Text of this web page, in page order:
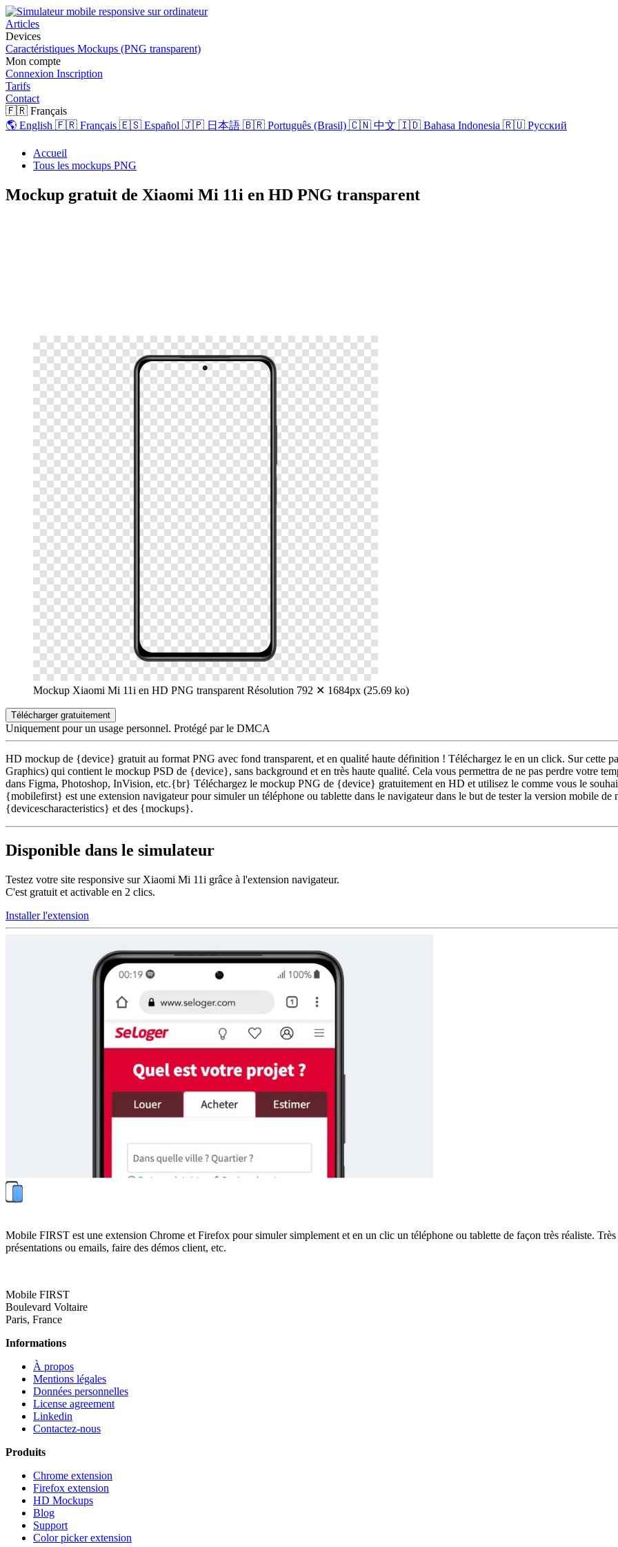
Articles
Devices
Caractéristiques Mockups (PNG transparent)
Mon compte
Connexion Inscription
Tarifs
Contact
🇫🇷 Français
🌎 English 🇫🇷 Français 🇪🇸 Español 🇯🇵 日本語 🇧🇷 Português (Brasil) 🇨🇳 中文 🇮🇩 Bahasa Indonesia 🇷🇺 Русский
Accueil
Tous les mockups PNG
Mockup gratuit de Xiaomi Mi 11i en HD PNG transparent
Mockup Xiaomi Mi 11i en HD PNG transparent Résolution 792 ✕ 1684px (25.69 ko)
Télécharger gratuitement
Uniquement pour un usage personnel. Protégé par le DMCA
HD mockup de {device} gratuit au format PNG avec fond transparent, et en qualité haute définition ! Téléchargez le en un click. Sur cette
Graphics) qui contient le mockup PSD de {device}, sans background et en très haute qualité. Cela vous permettra de ne pas perdre votre
dans Figma, Photoshop, InVision, etc.{br} Téléchargez le mockup PNG de {device} gratuitement en HD et utilisez le comme vous le
{mobilefirst} est une extension navigateur pour simuler un téléphone ou tablette dans le navigateur dans le but de tester la version mobile
{devicescharacteristics} et des {mockups}.
Disponible dans le simulateur
Testez votre site responsive sur Xiaomi Mi 11i grâce à l'extension navigateur.
C'est gratuit et activable en 2 clics.
Installer l'extension
Mobile FIRST est une extension Chrome et Firefox pour simuler simplement et en un clic un téléphone ou tablette de façon très réaliste.
présentations ou emails, faire des démos client, etc.
Mobile FIRST
Boulevard Voltaire
Paris, France
Informations
À propos
Mentions légales
Données personnelles
License agreement
Linkedin
Contactez-nous
Produits
Chrome extension
Firefox extension
HD Mockups
Blog
Support
Color picker extension